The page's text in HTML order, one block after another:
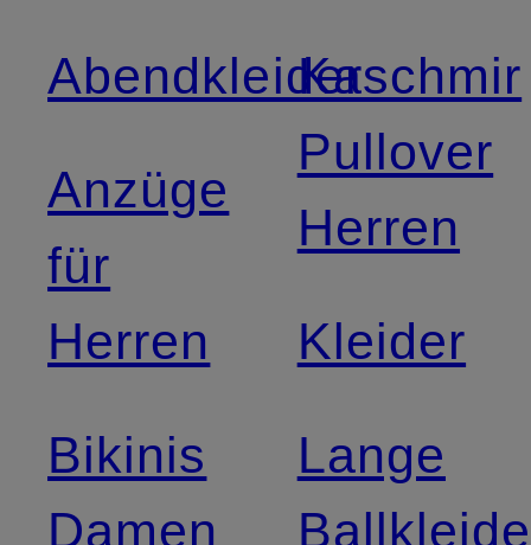
Abendkleider
Anzüge
für
Herren
Bikinis
Damen
Kaschmir
Pullover
Herren
Kleider
Lange